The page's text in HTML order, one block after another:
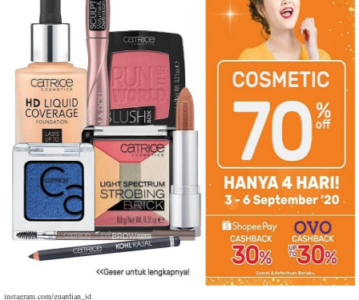
instagram.com/guardian_id